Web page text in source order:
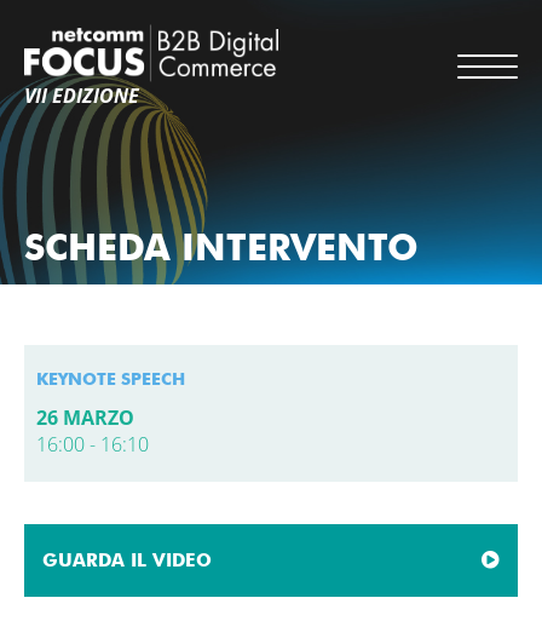
VII EDIZIONE
SCHEDA INTERVENTO
KEYNOTE SPEECH
26 MARZO
16:00 - 16:10
GUARDA IL VIDEO